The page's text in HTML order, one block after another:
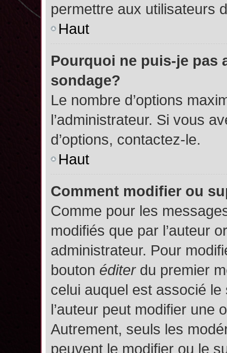
permettre aux utilisateurs
Haut
Pourquoi ne puis-je pas
sondage?
Le nombre d’options
l’administrateur. Si vous
d’options, contactez-le.
Haut
Comment modifier ou
Comme pour les
modifiés que par l’auteur
administrateur. Pour
bouton éditerdu premier
celui auquel est associé le
l’auteur peut modifier une
Autrement, seuls les
peuvent le modifier ou le